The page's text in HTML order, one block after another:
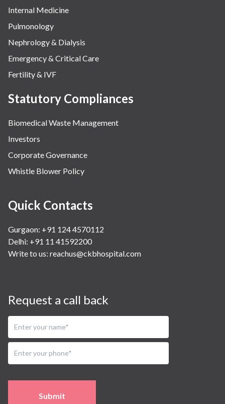
Internal Medicine
Pulmonology
Nephrology & Dialysis
Emergency & Critical Care
Fertility & IVF
Statutory Compliances
Biomedical Waste Management
Investors
Corporate Governance
Whistle Blower Policy
Quick Contacts
Gurgaon: +91 124 4570112
Delhi: +91 11 41592200
Write to us: reachus@ckbhospital.com
Request a call back
Submit